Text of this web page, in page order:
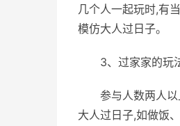
几个人一起玩时,有
模仿大人过日子。
3、过家家的玩
参与人数两人以
大人过日子,如做饭